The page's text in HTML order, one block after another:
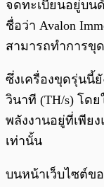
จดทะเบียนอยู่บน
ชื่อว่า Avalon
สามารถทำการขุ
ซึ่งเครื่องขุดรุ่นนี้ยั
วินาที (TH/s) โดย
พลังงานอยู่ที่เพียง
เท่านั้น
บนหน้าเว็บไซต์ขอ